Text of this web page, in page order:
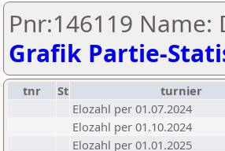
Pnr:146119
Grafik Partie-
tnr St turnier
Elozahl per 01.07.2024
Elozahl per 01.10.2024
Elozahl per 01.01.2025